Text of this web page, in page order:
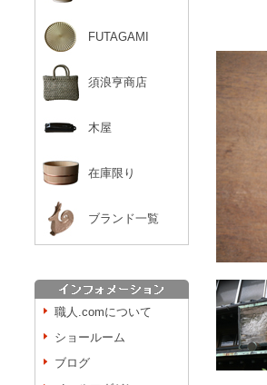
FUTAGAMI
須浪亨商店
木屋
在庫限り
ブランド一覧
職人.comについて
ショールーム
ブログ